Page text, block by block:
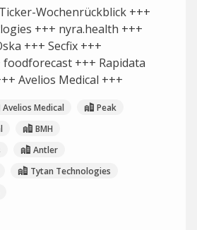
Wochenrückblick +++
+++ nyra.health +++
+++ Secfix +++
foodforecast +++ Rapidata
Avelios Medical +++
Avelios Medical
Peak
BMH
Antler
Tytan Technologies